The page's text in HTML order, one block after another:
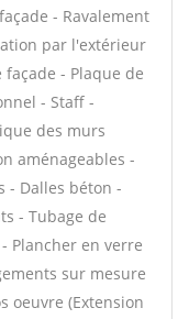
- Ravalement
par l'extérieur
- Plaque de
- Staff -
des murs
aménageables -
- Dalles béton -
- Tubage de
Plancher en verre
sur mesure
oeuvre (Extension